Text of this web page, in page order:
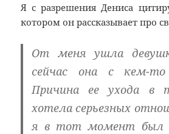
Я с разрешения Дениса
котором он рассказывает про
От меня ушла
сейчас она с кем-то
Причина ее ухода в
хотела серьезных
я в тот момент был